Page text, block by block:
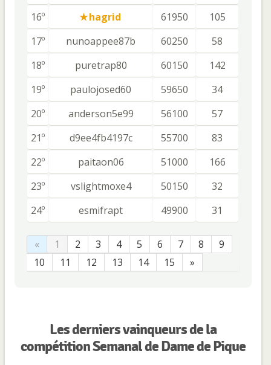
16º
hagrid 61950
105
17º
nunoappee87b 60250
58
18º
puretrap80 60150
142
19º
paulojosed60 59650
34
20º
anderson5e99 56100
57
21º
d9ee4fb4197c 55700
83
22º
paitaon06 51000
166
23º
vslightmoxe4 50150
32
24º
esmifrapt 49900 31
« 1 2 3 4 5 6 7 8
9
10
11 12 13 14 15 »
Les derniers vainqueurs de la
compétition Semanal de Dame de Pique